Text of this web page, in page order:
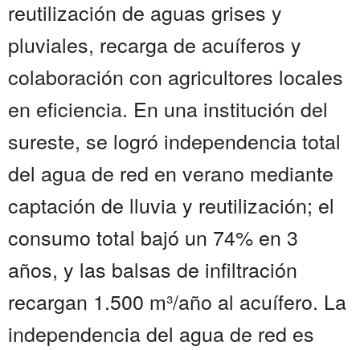
reutilización de aguas grises y
pluviales, recarga de acuíferos y
colaboración con agricultores locales
en eficiencia. En una institución del
sureste, se logró independencia total
del agua de red en verano mediante
captación de lluvia y reutilización; el
consumo total bajó un 74% en 3
años, y las balsas de infiltración
recargan 1.500 m³/año al acuífero. La
independencia del agua de red es